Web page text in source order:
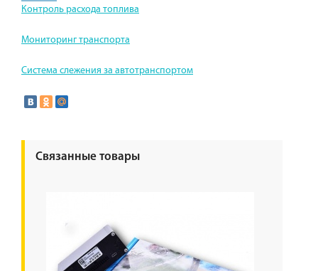
Контроль расхода топлива
Мониторинг транспорта
Система слежения за автотранспортом
Связанные товары